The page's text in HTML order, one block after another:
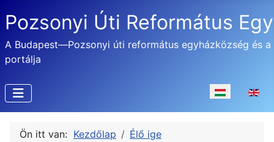
Pozsonyi Úti Református
A Budapest—Pozsonyi úti református egyházközség és a
portálja
Válasszon
Ön itt van: Kezdőlap
Élő ige